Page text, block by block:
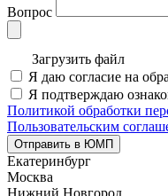
Вопрос
Загрузить файл
Я даю согласие на
Я подтверждаю
Политикой обработки
Пользовательским
Отправить в ЮМП
Екатеринбург
Москва